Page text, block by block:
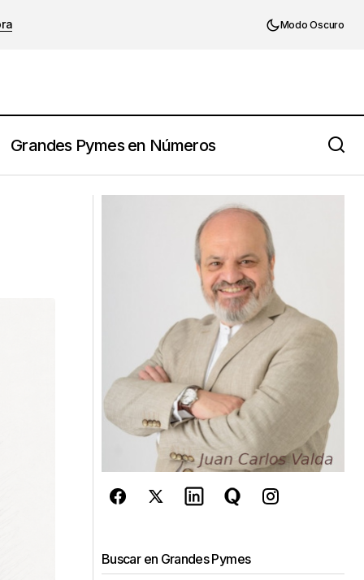
Modo Oscuro
Grandes Pymes en Números
Buscar en Grandes Pymes